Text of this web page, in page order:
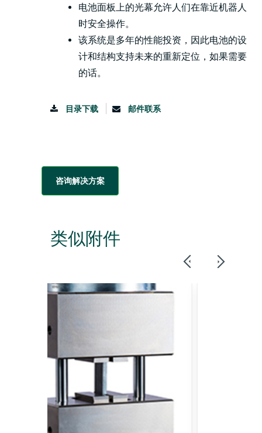
电池面板上的光幕允许人们在靠近机器人
时安全操作。
该系统是多年的性能投资，因此电池的设
计和结构支持未来的重新定位，如果需要
的话。
目录下载 邮件联系
咨询解决方案
类似附件